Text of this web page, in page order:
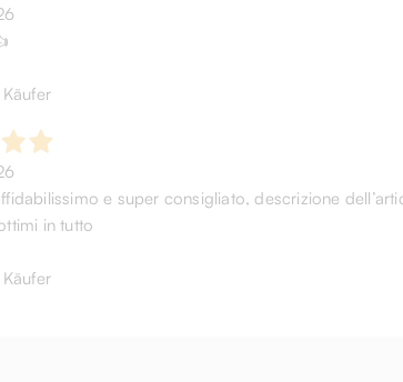
e super consigliato, descrizione
in tutto